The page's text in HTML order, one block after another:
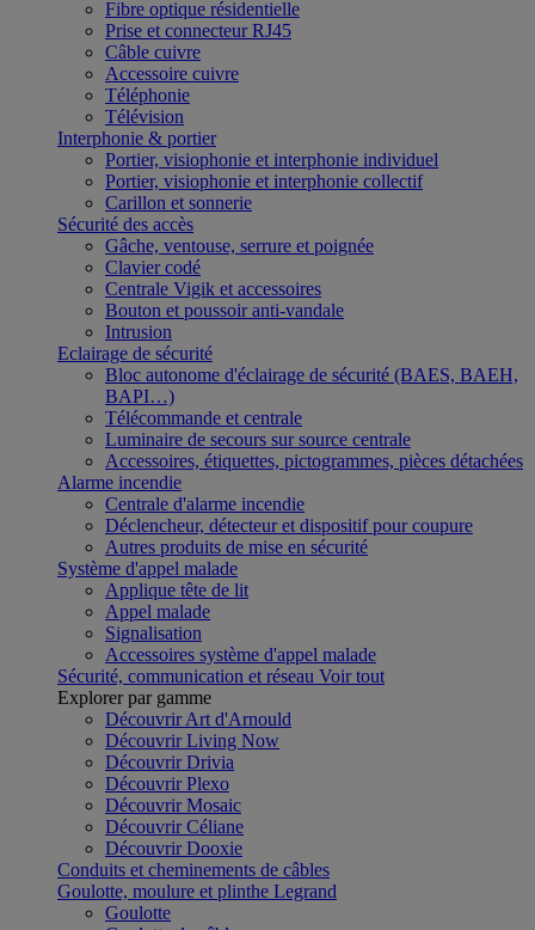
Fibre optique résidentielle
Prise et connecteur RJ45
Câble cuivre
Accessoire cuivre
Téléphonie
Télévision
Interphonie & portier
Portier, visiophonie et interphonie individuel
Portier, visiophonie et interphonie collectif
Carillon et sonnerie
Sécurité des accès
Gâche, ventouse, serrure et poignée
Clavier codé
Centrale Vigik et accessoires
Bouton et poussoir anti-vandale
Intrusion
Eclairage de sécurité
Bloc autonome d'éclairage de sécurité (BAES, BAEH,
BAPI…)
Télécommande et centrale
Luminaire de secours sur source centrale
Accessoires, étiquettes, pictogrammes, pièces détachées
Alarme incendie
Centrale d'alarme incendie
Déclencheur, détecteur et dispositif pour coupure
Autres produits de mise en sécurité
Système d'appel malade
Applique tête de lit
Appel malade
Signalisation
Accessoires système d'appel malade
Sécurité, communication et réseau Voir tout
Explorer par gamme
Découvrir Art d'Arnould
Découvrir Living Now
Découvrir Drivia
Découvrir Plexo
Découvrir Mosaic
Découvrir Céliane
Découvrir Dooxie
Conduits et cheminements de câbles
Goulotte, moulure et plinthe Legrand
Goulotte